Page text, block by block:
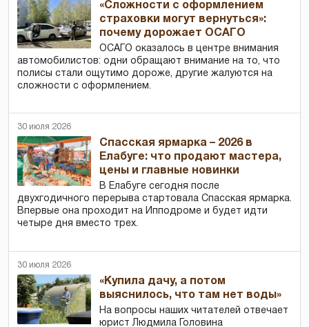
«Сложности с оформлением
страховки могут вернуться»:
почему дорожает ОСАГО
ОСАГО оказалось в центре внимания
автомобилистов: одни обращают внимание на то, что
полисы стали ощутимо дороже, другие жалуются на
сложности с оформлением.
30 июля 2026
Спасская ярмарка – 2026 в
Елабуге: что продают мастера,
цены и главные новинки
В Елабуге сегодня после
двухгодичного перерыва стартовала Спасская ярмарка.
Впервые она проходит на Ипподроме и будет идти
четыре дня вместо трех.
30 июля 2026
«Купила дачу, а потом
выяснилось, что там нет воды»
На вопросы наших читателей отвечает
юрист Людмила Головина